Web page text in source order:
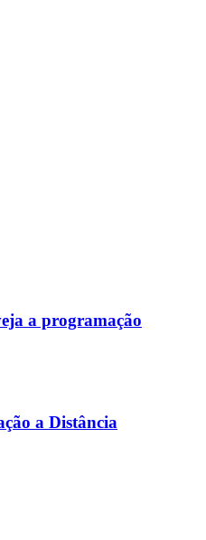
a programação
a Distância